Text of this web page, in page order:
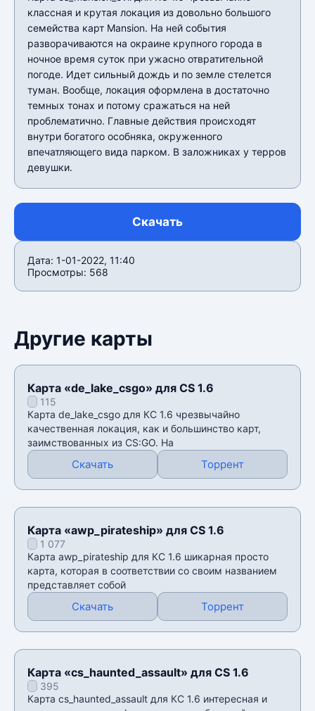
классная и крутая локация из довольно большого
семейства карт Mansion. На ней события
разворачиваются на окраине крупного города в
ночное время суток при ужасно отвратительной
погоде. Идет сильный дождь и по земле стелется
туман. Вообще, локация оформлена в достаточно
темных тонах и потому сражаться на ней
проблематично. Главные действия происходят
внутри богатого особняка, окруженного
впечатляющего вида парком. В заложниках у терров
девушки.
Скачать
Дата: 1-01-2022, 11:40
Просмотры: 568
Другие карты
Карта «de_lake_csgo» для CS 1.6
115
Карта de_lake_csgo для КС 1.6 чрезвычайно
качественная локация, как и большинство карт,
заимствованных из CS:GO. На
Скачать Торрент
Карта «awp_pirateship» для CS 1.6
1 077
Карта awp_pirateship для КС 1.6 шикарная просто
карта, которая в соответствии со своим названием
представляет собой
Скачать Торрент
Карта «cs_haunted_assault» для CS 1.6
395
Карта cs_haunted_assault для КС 1.6 интересная и